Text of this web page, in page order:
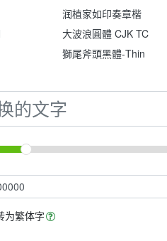
润植家如印奏章楷
大波浪圓體 CJK TC
獅尾斧頭黑體-Thin
为繁体字